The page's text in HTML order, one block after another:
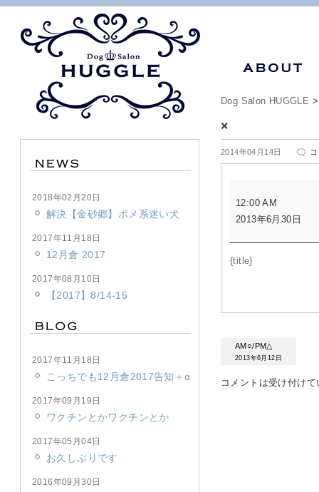
Dog Salon HUGGLE
×
2014年04月14日
×
は
12:00 AM
2013年6月30日
{title}
AM○/PM△
2013年6月12日
コメントは受け付け
2018年02月20日
解決【金砂郷】ポメ系迷い犬
2017年11月18日
12月倉 2017
2017年08月10日
【2017】8/14-15
2017年11月18日
こっちでも12月倉2017告知＋α
2017年09月19日
ワクチンとかワクチンとか
2017年05月04日
お久しぶりです
2016年09月30日